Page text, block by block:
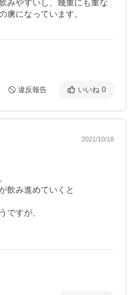
みやすいし、幾重にも重な
虜になっています。
違反報告 いいね 0
2021/10/18
飲み進めていくと
ですが、